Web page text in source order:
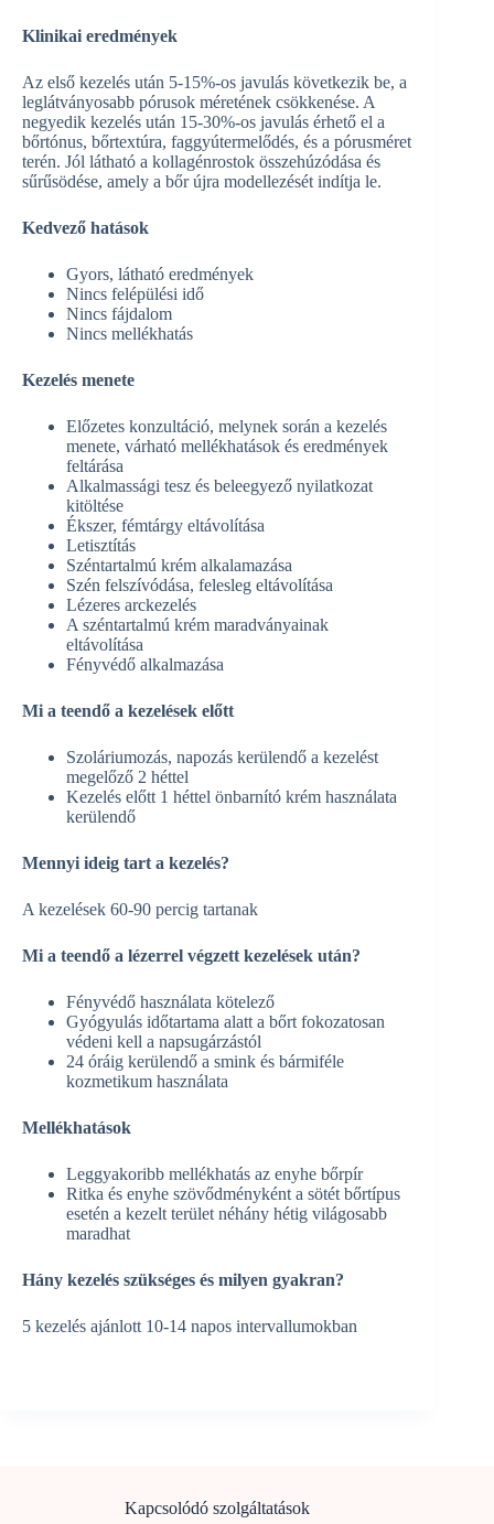
Klinikai eredmények
Az első kezelés után 5-15%-os javulás következik be, a
leglátványosabb pórusok méretének csökkenése. A
negyedik kezelés után 15-30%-os javulás érhető el a
bőrtónus, bőrtextúra, faggyútermelődés, és a pórusméret
terén. Jól látható a kollagénrostok összehúzódása és
sűrűsödése, amely a bőr újra modellezését indítja le.
Kedvező hatások
Gyors, látható eredmények
Nincs felépülési idő
Nincs fájdalom
Nincs mellékhatás
Kezelés menete
Előzetes konzultáció, melynek során a kezelés
menete, várható mellékhatások és eredmények
feltárása
Alkalmassági tesz és beleegyező nyilatkozat
kitöltése
Ékszer, fémtárgy eltávolítása
Letisztítás
Széntartalmú krém alkalamazása
Szén felszívódása, felesleg eltávolítása
Lézeres arckezelés
A széntartalmú krém maradványainak
eltávolítása
Fényvédő alkalmazása
Mi a teendő a kezelések előtt
Szoláriumozás, napozás kerülendő a kezelést
megelőző 2 héttel
Kezelés előtt 1 héttel önbarnító krém használata
kerülendő
Mennyi ideig tart a kezelés?
A kezelések 60-90 percig tartanak
Mi a teendő a lézerrel végzett kezelések után?
Fényvédő használata kötelező
Gyógyulás időtartama alatt a bőrt fokozatosan
védeni kell a napsugárzástól
24 óráig kerülendő a smink és bármiféle
kozmetikum használata
Mellékhatások
Leggyakoribb mellékhatás az enyhe bőrpír
Ritka és enyhe szövődményként a sötét bőrtípus
esetén a kezelt terület néhány hétig világosabb
maradhat
Hány kezelés szükséges és milyen gyakran?
5 kezelés ajánlott 10-14 napos intervallumokban
Kapcsolódó szolgáltatások